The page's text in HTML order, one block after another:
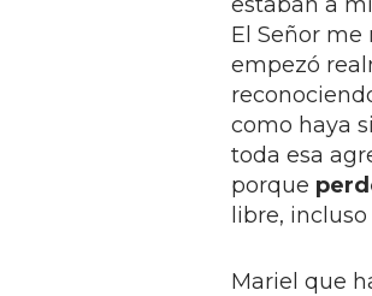
El Señor
empezó
como haya
toda esa
porque
libre,
Mariel que